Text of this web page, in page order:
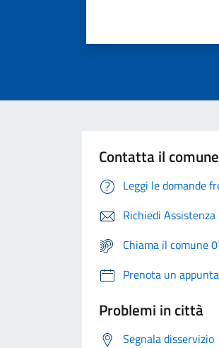
Contatta il comune
Leggi le domande
Richiedi Assistenza
Chiama il comune
Prenota un
Problemi in città
Segnala disservizio